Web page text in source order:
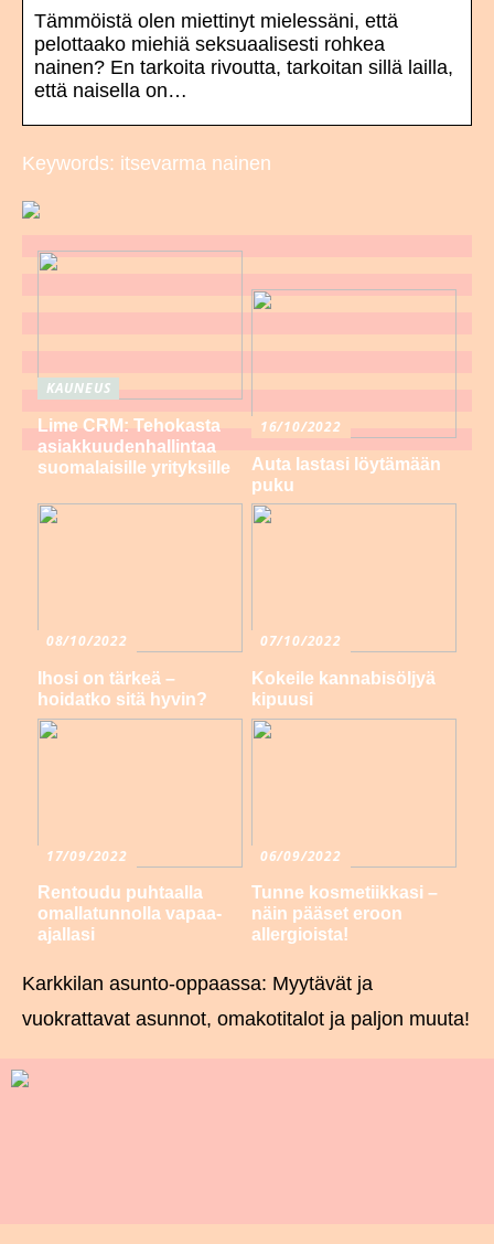
Tämmöistä olen miettinyt mielessäni, että
pelottaako miehiä seksuaalisesti rohkea
nainen? En tarkoita rivoutta, tarkoitan sillä lailla,
että naisella on…
Keywords: itsevarma nainen
KAUNEUS
Lime CRM: Tehokasta
asiakkuudenhallintaa
suomalaisille yrityksille
16/10/2022
Auta lastasi löytämään
puku
08/10/2022
Ihosi on tärkeä –
hoidatko sitä hyvin?
07/10/2022
Kokeile kannabisöljyä
kipuusi
17/09/2022
Rentoudu puhtaalla
omallatunnolla vapaa-
ajallasi
06/09/2022
Tunne kosmetiikkasi –
näin pääset eroon
allergioista!
Karkkilan asunto-oppaassa: Myytävät ja
vuokrattavat asunnot, omakotitalot ja paljon muuta!